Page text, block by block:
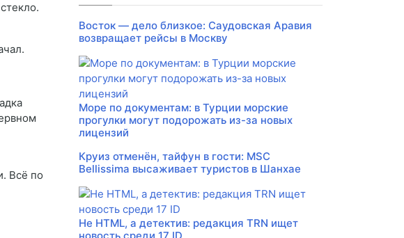
Всё по
Восток — дело близкое: Саудовская Аравия
возвращает рейсы в Москву
Море по документам: в Турции морские
прогулки могут подорожать из-за новых
лицензий
Круиз отменён, тайфун в гости: MSC
Bellissima высаживает туристов в Шанхае
Не HTML, а детектив: редакция TRN ищет